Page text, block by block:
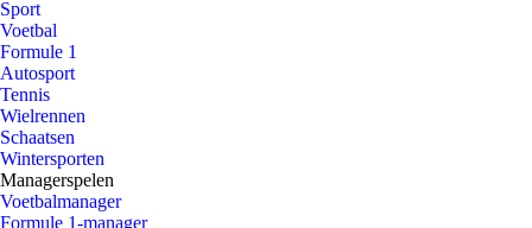
Sport
Voetbal
Formule 1
Autosport
Tennis
Wielrennen
Schaatsen
Wintersporten
Managerspelen
Voetbalmanager
Formule 1-manager